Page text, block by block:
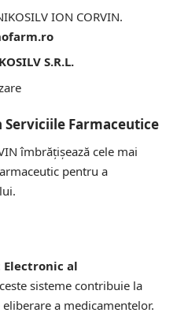
ION CORVIN.
S.R.L.
Farmaceutice
îmbrățișează cele mai
pentru a
Electronic al
sisteme contribuie la
a medicamentelor.